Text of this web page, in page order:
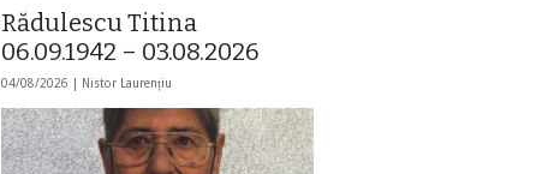
Rădulescu Titina
06.09.1942 – 03.08.2026
04/08/2026 | Nistor Laurențiu